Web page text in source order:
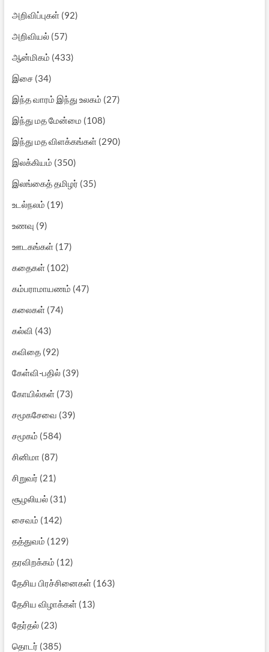
அறிவிப்புகள்(92)
அறிவியல்(57)
ஆன்மிகம் (433)
இசை(34)
இந்த வாரம் இந்து உலகம் (27)
இந்து மத மேன்மை (108)
இந்து மத விளக்கங்கள்(290)
இலக்கியம் (350)
இலங்கைத் தமிழர் (35)
உடல்நலம் (19)
உணவு (9)
ஊடகங்கள்(17)
கதைகள்(102)
கம்பராமாயணம் (47)
கலைகள்(74)
கல்வி (43)
கவிதை(92)
கேள்வி-பதில்(39)
கோயில்கள்(73)
சமூகசேவை (39)
சமூகம் (584)
சினிமா (87)
சிறுவர் (21)
சூழலியல்(31)
சைவம் (142)
தத்துவம் (129)
தரவிறக்கம் (12)
தேசிய பிரச்சினைகள்(163)
தேசிய விழாக்கள்(13)
தேர்தல்(23)
தொடர் (385)